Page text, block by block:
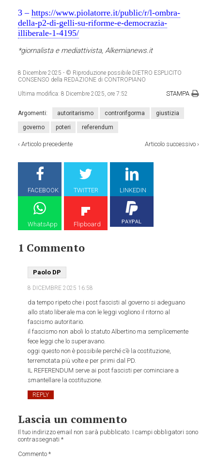
3 –https://www.piolatorre.it/public/r/l-ombra-
della-p2-di-gelli-su-riforme-e-democrazia-
illiberale-1-4195/
*giornalista e mediattivista, Alkemianews.it
8 Dicembre 2025 - © Riproduzione possibile DIETRO ESPLICITO
CONSENSO della REDAZIONE di CONTROPIANO
Ultima modifica:8 Dicembre 2025, ore 7:52 STAMPA
Argomenti: autoritarismo controrifgorma giustizia
governo poteri referendum
‹Articolo precedente Articolo successivo›
FACEBOOK TWITTER LINKEDIN
WhatsApp Flipboard
1 Commento
Paolo DP
8 DICEMBRE 2025 16:58
da tempo ripeto che i post fascisti al governo si adeguano
allo stato liberale ma con le leggi vogliono il ritorno al
fascismo autoritario.
il fascismo non aboli lo statuto Albertino ma semplicemente
fece leggi che lo superavano.
oggi questo non è possibile perché c’è la costituzione,
terremotata più volte e per primi dal PD.
IL REFERENDUM serve ai post fascisti per cominciare a
smantellare la costituzione.
REPLY
Lascia un commento
Il tuo indirizzo email non sarà pubblicato. I campi obbligatori sono
contrassegnati*
Commento*